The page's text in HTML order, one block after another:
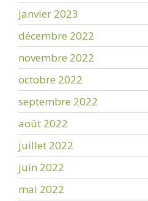
janvier 2023
décembre 2022
novembre 2022
octobre 2022
septembre 2022
août 2022
juillet 2022
juin 2022
mai 2022